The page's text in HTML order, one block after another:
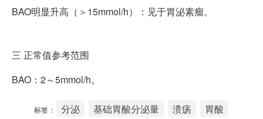
BAO明显升高（＞15mmol/h）：见于胃泌素瘤。
三 正常值参考范围
BAO：2～5mmol/h。
标签： 分泌 基础胃酸分泌量 溃疡 胃酸